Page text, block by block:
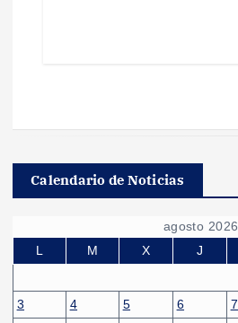
Calendario de Noticias
agosto 2026
L
M X J
3
4 5 6 7